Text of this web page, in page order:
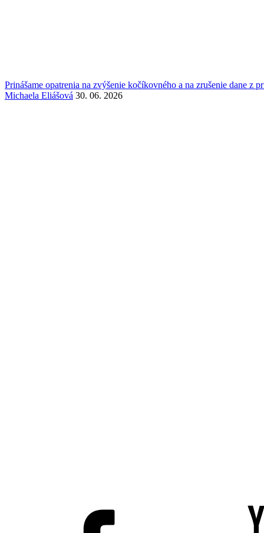
Prinášame opatrenia na zvýšenie kočíkovného a na zrušenie dane z
Michaela Eliášová 30. 06. 2026